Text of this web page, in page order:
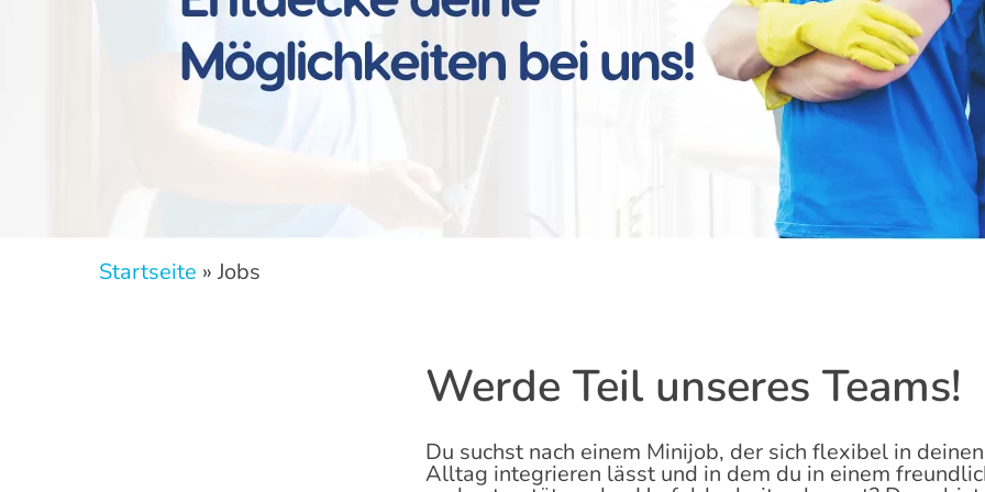
Startseite »Jobs
Jobs
Werde Teil unseres Teams!
Du suchst nach einem Minijob, der sich flexibel in deinen
Alltag integrieren lässt und in dem du in einem